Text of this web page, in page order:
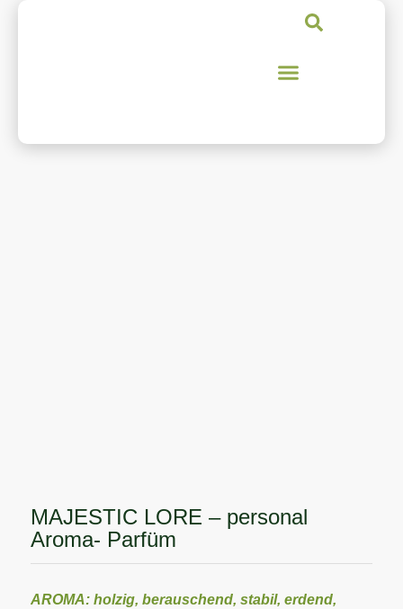
MAJESTIC LORE – personal
Aroma- Parfüm
AROMA: holzig, berauschend, stabil, erdend,